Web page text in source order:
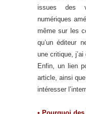
issues des
numériques
même sur les
qu’un éditeur
une critique,
Enfin, un lien
article, ainsi
intéresser